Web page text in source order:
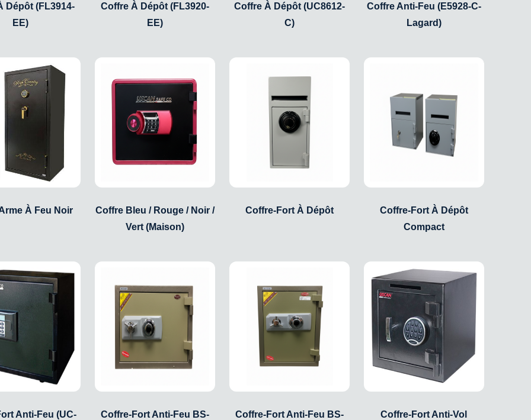
Dépôt (FL3914-
EE)
Coffre À Dépôt (FL3920-
EE)
Coffre À Dépôt (UC8612-
C)
Coffre Anti-Feu (E5928-C-
Lagard)
À Feu Noir
Coffre Bleu / Rouge / Noir /
Vert (Maison)
Coffre-Fort À Dépôt
Coffre-Fort À Dépôt
Compact
Anti-Feu (UC-
Coffre-Fort Anti-Feu BS-
Coffre-Fort Anti-Feu BS-
Coffre-Fort Anti-Vol